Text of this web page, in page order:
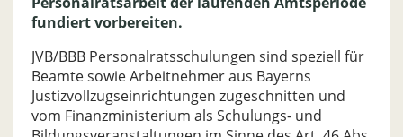
fundiert vorbereiten.
JVB/BBB Personalratsschulungen sind speziell für
Beamte sowie Arbeitnehmer aus Bayerns
Justizvollzugseinrichtungen zugeschnitten und
vom Finanzministerium als Schulungs- und